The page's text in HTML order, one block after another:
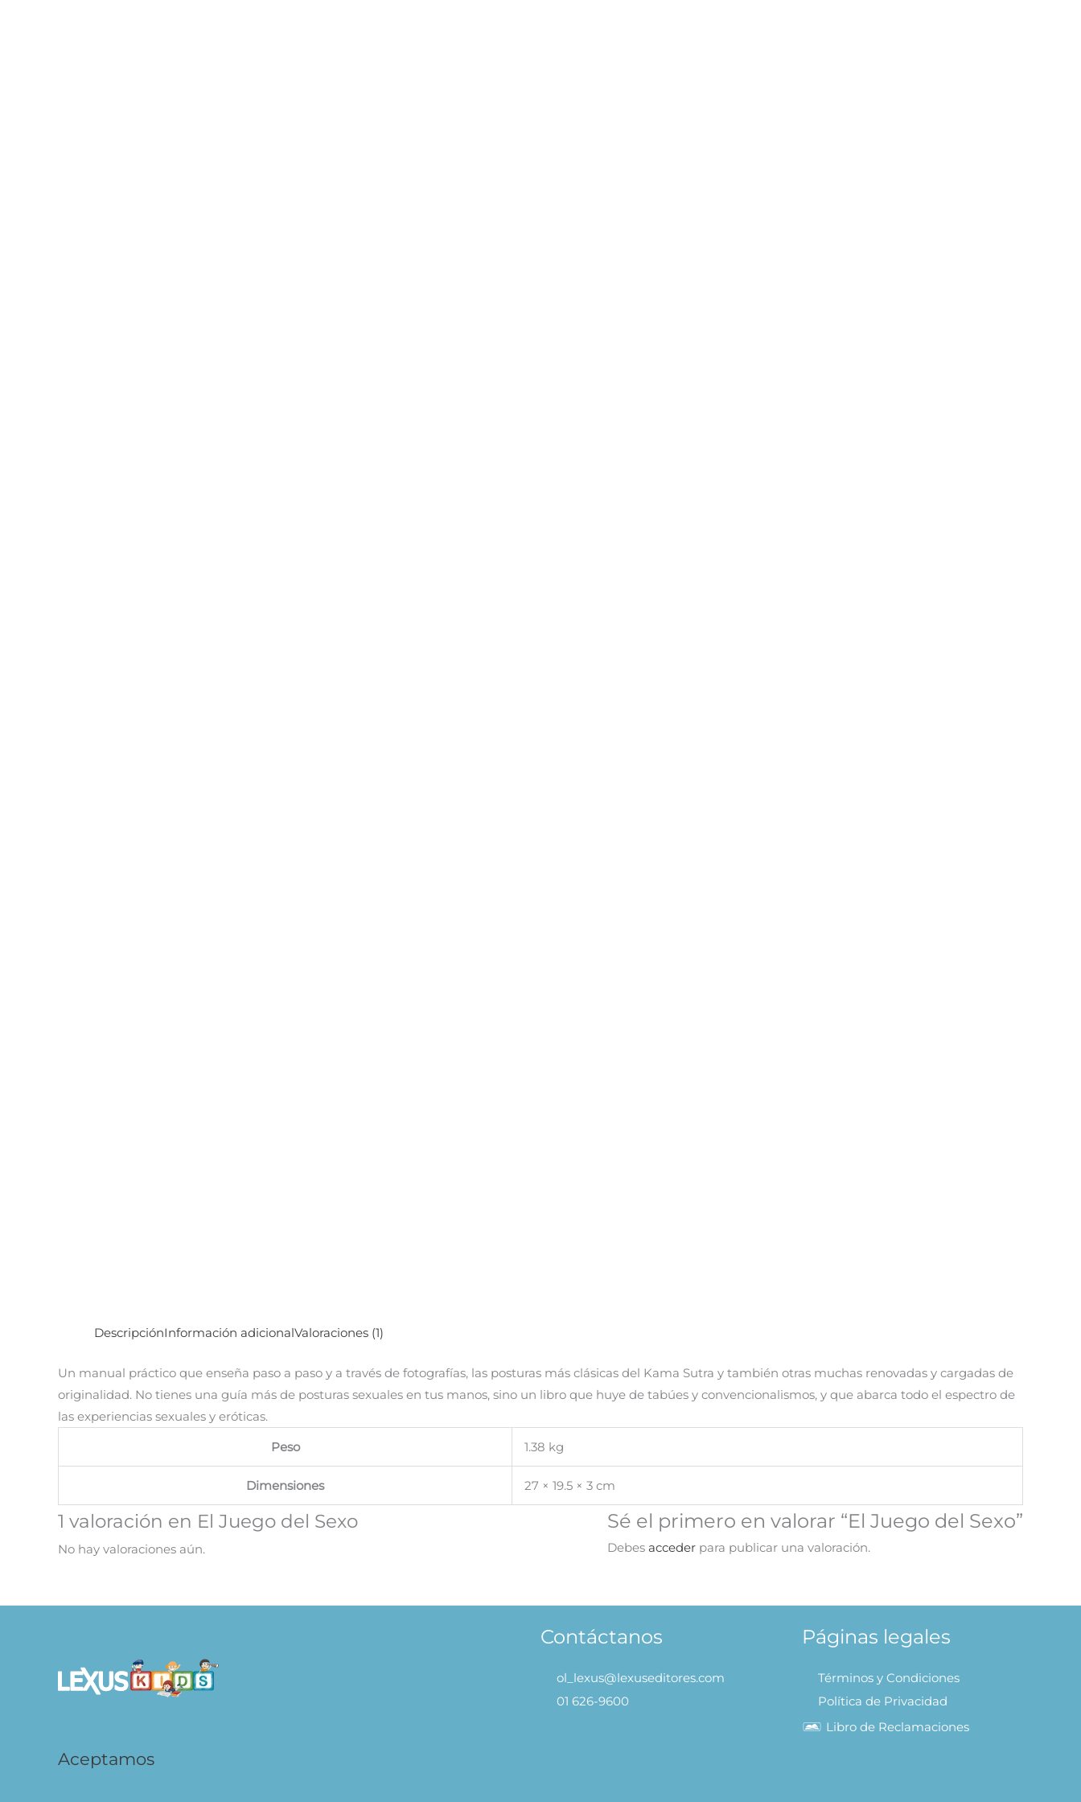
DescripciónInformación adicionalValoraciones (1)
Un manual práctico que enseña paso a paso y a través de fotografías, las posturas más clásicas del Kama Sutra y también otras muchas renovadas y cargadas de
originalidad. No tienes una guía más de posturas sexuales en tus manos, sino un libro que huye de tabúes y convencionalismos, y que abarca todo el espectro de
las experiencias sexuales y eróticas.
Peso
1.38 kg
Dimensiones 27 × 19.5 × 3 cm
1 valoración en El Juego del Sexo
No hay valoraciones aún.
Sé el primero en valorar “El Juego del Sexo”
Debes acceder para publicar una valoración.
Aceptamos
Contáctanos
ol_lexus@lexuseditores.com
01 626-9600
Páginas legales
Términos y Condiciones
Política de Privacidad
Libro de Reclamaciones